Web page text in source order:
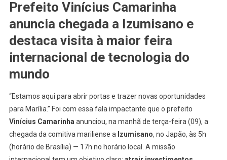
Prefeito Vinícius Camarinha
anuncia chegada a Izumisano e
destaca visita à maior feira
internacional de tecnologia do
mundo
“Estamos aqui para abrir portas e trazer novas oportunidades
para Marília.” Foi com essa fala impactante que o prefeito
Vinícius Camarinha anunciou, na manhã de terça-feira (09), a
chegada da comitiva mariliense a Izumisano, no Japão, às 5h
(horário de Brasília) — 17h no horário local. A missão